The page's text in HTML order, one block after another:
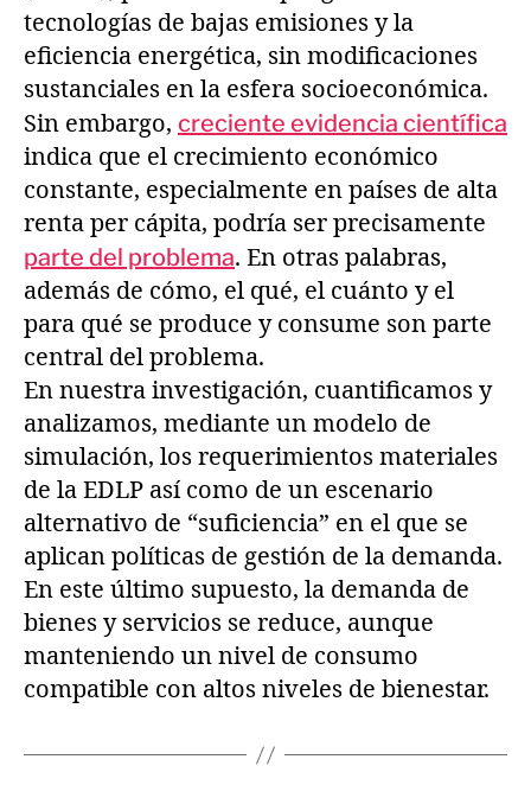
tecnologías de bajas emisiones y la
eficiencia energética, sin modificaciones
sustanciales en la esfera socioeconómica.
Sin embargo, creciente evidencia científica
indica que el crecimiento económico
constante, especialmente en países de alta
renta per cápita, podría ser precisamente
parte del problema. En otras palabras,
además de cómo, el qué, el cuánto y el
para qué se produce y consume son parte
central del problema.
En nuestra investigación, cuantificamos y
analizamos, mediante un modelo de
simulación, los requerimientos materiales
de la EDLP así como de un escenario
alternativo de “suficiencia” en el que se
aplican políticas de gestión de la demanda.
En este último supuesto, la demanda de
bienes y servicios se reduce, aunque
manteniendo un nivel de consumo
compatible con altos niveles de bienestar.